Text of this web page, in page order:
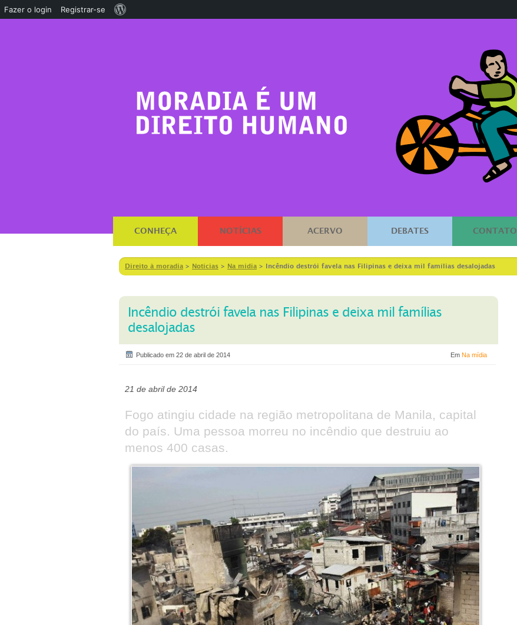
CONHEÇA NOTÍCIAS ACERVO DEBATES CONTATO
Direito à moradia > Notícias > Na mídia > Incêndio destrói favela nas Filipinas e deixa mil famílias desalojadas
Incêndio destrói favela nas Filipinas e deixa mil famílias
desalojadas
Publicado em 22 de abril de 2014 Em Na mídia
21 de abril de 2014
Fogo atingiu cidade na região metropolitana de Manila, capital
do país. Uma pessoa morreu no incêndio que destruiu ao
menos 400 casas.
Fazer o login Registrar-se